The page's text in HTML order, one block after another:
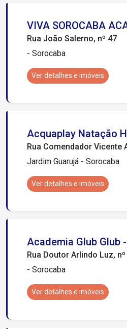
VIVA SOROCABA
Rua João Salerno, nº 47
- Sorocaba
Ver detalhes e imóveis
Acquaplay Natação
Rua Comendador Vicente
Jardim Guarujá - Sorocaba
Ver detalhes e imóveis
Academia Glub Glub
Rua Doutor Arlindo Luz, nº
- Sorocaba
Ver detalhes e imóveis